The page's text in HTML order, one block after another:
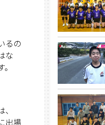
るの
な
出場